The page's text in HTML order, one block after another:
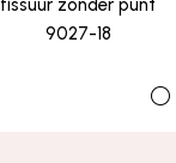
fissuur zonder punt
9027-18